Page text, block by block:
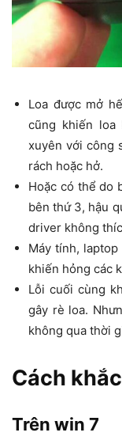
Loa được mở
cũng khiến loa
xuyên với công
rách hoặc hở.
Hoặc có thể do
bên thứ 3, hậu
driver không
Máy tính,
khiến hỏng các
Lỗi cuối cùng
gây rè loa.
không qua thời
Cách
Trên win 7